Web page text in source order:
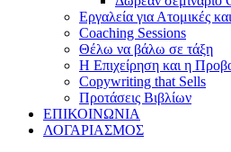
Εργαλεία για Ατομικές
Coaching Sessions
Θέλω να βάλω σε τάξη
Η Επιχείρηση και η
Copywriting that Sells
Προτάσεις Βιβλίων
ΕΠΙΚΟΙΝΩΝΙΑ
ΛΟΓΑΡΙΑΣΜΟΣ